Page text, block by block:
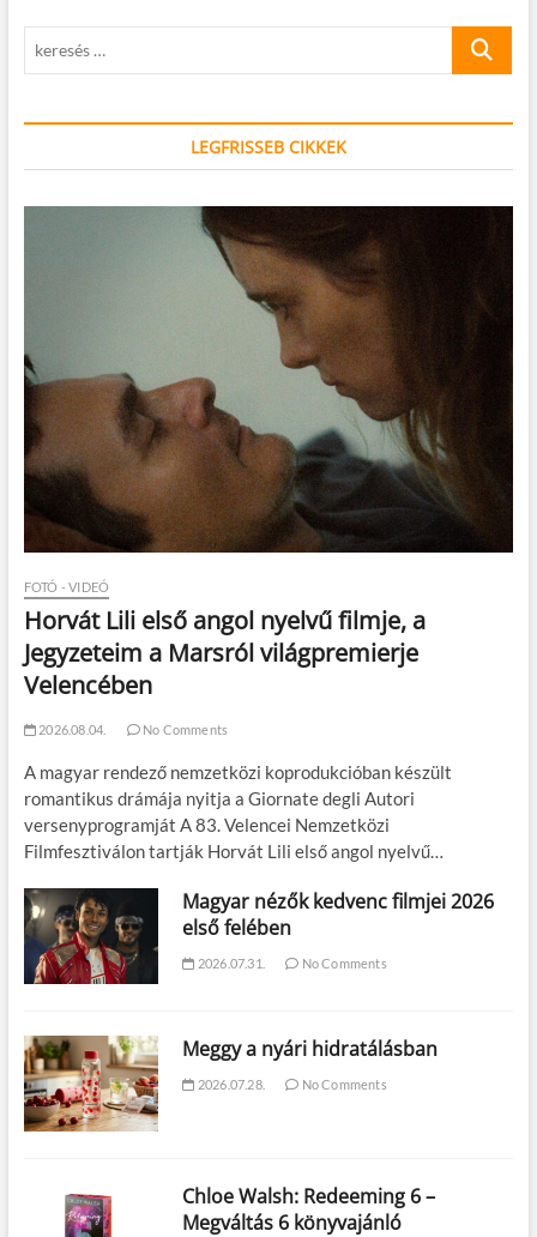
keresés
LEGFRISSEB CIKKEK
FOTÓ - VIDEÓ
Horvát Lili első angol nyelvű filmje, a
Jegyzeteim a Marsról világpremierje
Velencében
2026.08.04. No Comments
A magyar rendező nemzetközi koprodukcióban készült
romantikus drámája nyitja a Giornate degli Autori
versenyprogramját A 83. Velencei Nemzetközi
Filmfesztiválon tartják Horvát Lili első angol nyelvű…
Magyar nézők kedvenc filmjei 2026
első felében
2026.07.31. No Comments
Meggy a nyári hidratálásban
2026.07.28. No Comments
Chloe Walsh: Redeeming 6 –
Megváltás 6 könyvajánló